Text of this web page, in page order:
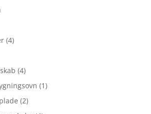
(4)
(4)
(1)
(2)